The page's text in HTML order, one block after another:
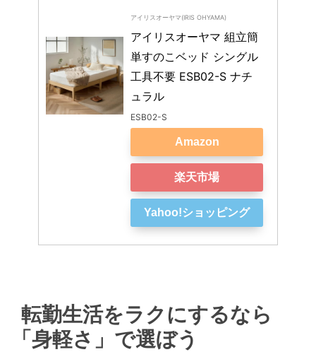
アイリスオーヤマ(IRIS OHYAMA)
アイリスオーヤマ 組立簡
単すのこベッド シングル
工具不要 ESB02-S ナチ
ュラル
ESB02-S
Amazon
楽天市場
Yahoo!ショッピング
転勤生活をラクにするなら
「身軽さ」で選ぼう